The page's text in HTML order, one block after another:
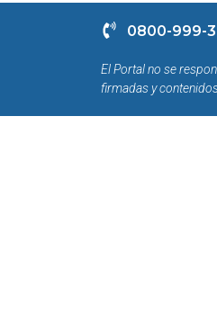
0800-999-
El Portal no se
firmadas y